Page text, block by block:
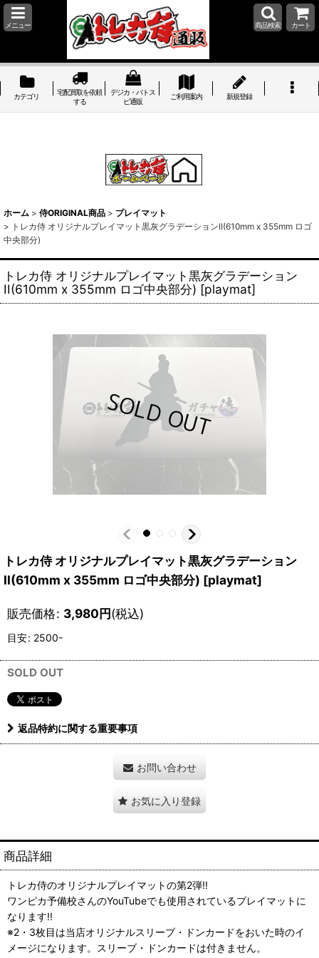
メニュー 商品検索 カート
カテゴリ
宅配買取を依頼
する
デジカ・バトス
ピ通販
ご利用案内 新規登録
ホーム > 侍ORIGINAL商品 > プレイマット
> トレカ侍 オリジナルプレイマット黒灰グラデーションII(610mm x 355mm ロゴ
中央部分)
トレカ侍 オリジナルプレイマット黒灰グラデーション
II(610mm x 355mm ロゴ中央部分) [playmat]
トレカ侍 オリジナルプレイマット黒灰グラデーション
II(610mm x 355mm ロゴ中央部分) [playmat]
販売価格: 3,980円(税込)
目安: 2500-
SOLD OUT
返品特約に関する重要事項
お問い合わせ
お気に入り登録
商品詳細
トレカ侍のオリジナルプレイマットの第2弾!!
ワンピカ予備校さんのYouTubeでも使用されているプレイマットに
なります!!
※2・3枚目は当店オリジナルスリーブ・ドンカードをおいた時のイ
メージになります。スリーブ・ドンカードは付きません。